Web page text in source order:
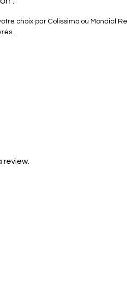
choix par Colissimo ou Mondial